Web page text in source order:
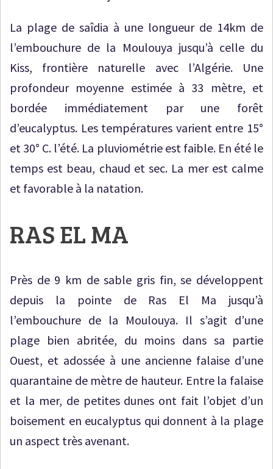
La plage de saîdia à une longueur de 14km de
l’embouchure de la Moulouya jusqu’à celle du
Kiss, frontière naturelle avec l’Algérie. Une
profondeur moyenne estimée à 33 mètre, et
bordée immédiatement par une forêt
d’eucalyptus. Les températures varient entre 15°
et 30° C. l’été. La pluviométrie est faible. En été le
temps est beau, chaud et sec. La mer est calme
et favorable à la natation.
RAS EL MA
Près de 9 km de sable gris fin, se développent
depuis la pointe de Ras El Ma jusqu’à
l’embouchure de la Moulouya. Il s’agit d’une
plage bien abritée, du moins dans sa partie
Ouest, et adossée à une ancienne falaise d’une
quarantaine de mètre de hauteur. Entre la falaise
et la mer, de petites dunes ont fait l’objet d’un
boisement en eucalyptus qui donnent à la plage
un aspect très avenant.